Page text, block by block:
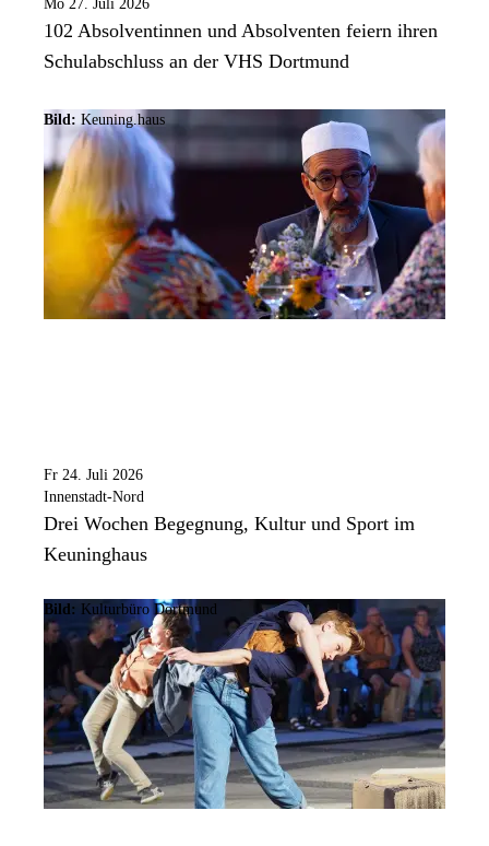
Mo 27. Juli 2026
102 Absolventinnen und Absolventen feiern ihren
Schulabschluss an der VHS Dortmund
Bild: Keuning.haus
Fr 24. Juli 2026
Innenstadt-Nord
Drei Wochen Begegnung, Kultur und Sport im
Keuninghaus
Bild: Kulturbüro Dortmund